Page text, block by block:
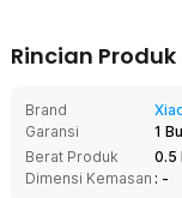
Rincian Produk
Brand
Garansi
1
Berat Produk
0.5
Dimensi Kemasan : -